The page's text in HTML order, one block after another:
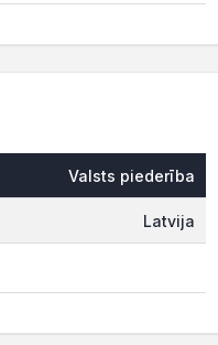
Valsts piederība
Latvija